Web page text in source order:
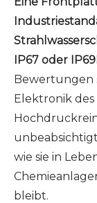
IP67 oder
Bewertungen
Elektronik des
wie sie in
bleibt.